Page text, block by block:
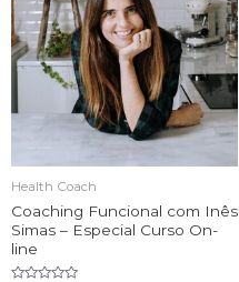
Health Coach
Coaching Funcional com Inês
Simas – Especial Curso On-
line